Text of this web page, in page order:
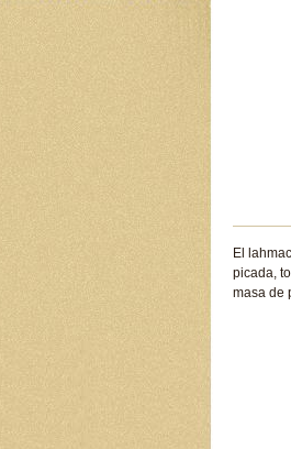
El
picada,
masa de